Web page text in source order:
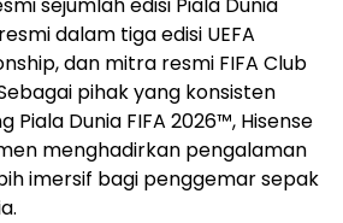
dalam tiga edisi UEFA
dan mitra resmi FIFA Club
pihak yang konsisten
Dunia FIFA 2026™, Hisense
menghadirkan pengalaman
imersif bagi penggemar sepak